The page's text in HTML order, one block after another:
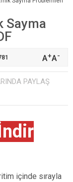
Sayma
A+A-
PAYLAŞ
içinde sırayla